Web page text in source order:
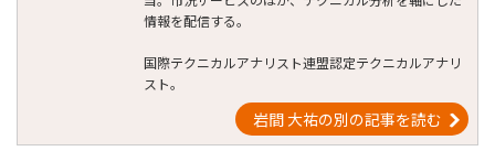
情報を配信する。
国際テクニカルアナリスト連盟認定テクニカルアナリ
スト。
岩間 大祐の別の記事を読む